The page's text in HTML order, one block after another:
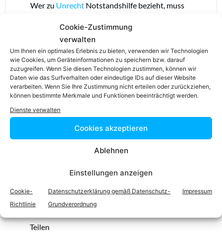
Cookie-Zustimmung
verwalten
Um Ihnen ein optimales Erlebnis zu bieten, verwenden wir Technologien
wie Cookies, um Geräteinformationen zu speichern bzw. darauf
zuzugreifen. Wenn Sie diesen Technologien zustimmen, können wir
Daten wie das Surfverhalten oder eindeutige IDs auf dieser Website
verarbeiten. Wenn Sie Ihre Zustimmung nicht erteilen oder zurückziehen,
können bestimmte Merkmale und Funktionen beeinträchtigt werden.
Dienste verwalten
Cookies akzeptieren
Ablehnen
Einstellungen anzeigen
Cookie-
Richtlinie
Datenschutzerklärung gemäß Datenschutz-
Grundverordnung
Impressum
Wer zu Unrecht Notstandshilfe bezieht, muss
ist eine strafrechtliche Sanktionierung
wegen Betrug möglich.
Quellen &
Weblinks
https://www.ams.at/arbeitsuchende/arbeitslos-
Bewertung dieses Artikels
Teilen